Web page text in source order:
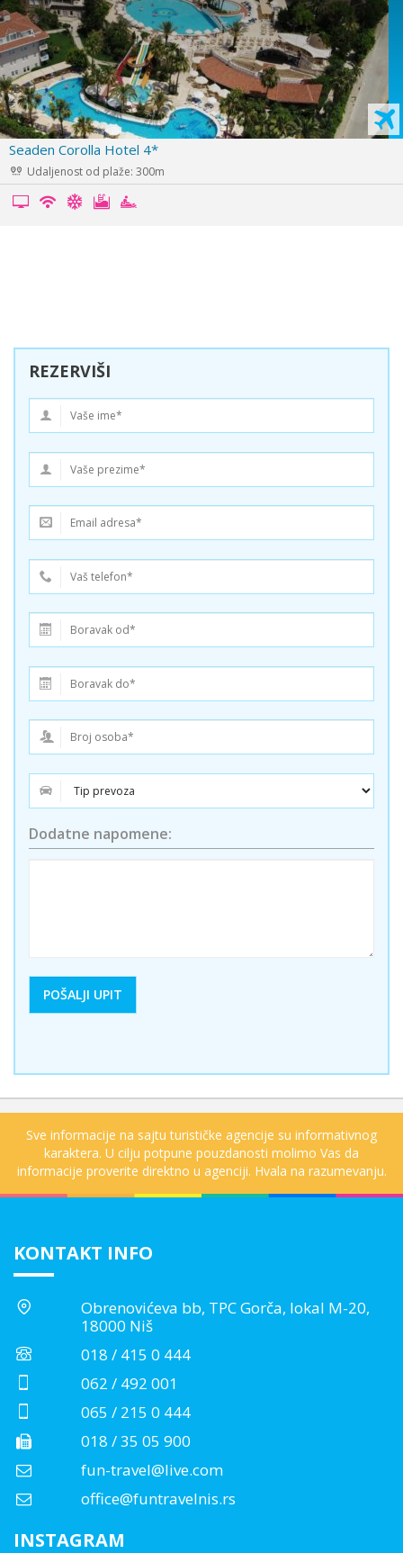
Adalya Artside 5*
Udaljenost od plaže: 300m
REZERVIŠI
Dodatne napomene:
Sve informacije na sajtu turističke agencije su informativnog
karaktera. U cilju potpune pouzdanosti molimo Vas da
informacije proverite direktno u agenciji. Hvala na razumevanju.
KONTAKT INFO
Obrenovićeva bb, TPC Gorča, lokal M-20,
18000 Niš
018 / 415 0 444
062 / 492 001
065 / 215 0 444
018 / 35 05 900
fun-travel@live.com
office@funtravelnis.rs
INSTAGRAM